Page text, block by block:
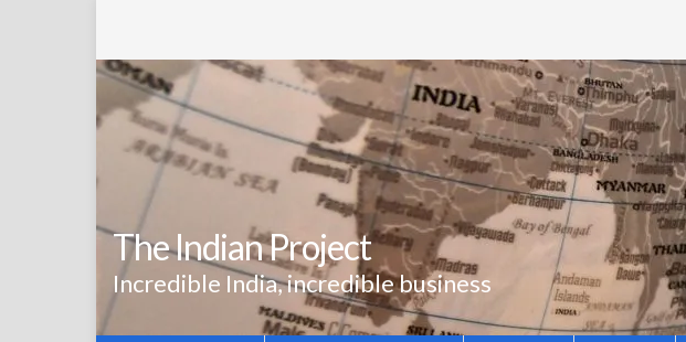
The Indian Project
Incredible India, incredible business